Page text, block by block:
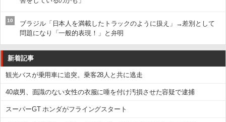
10
ブラジル「日本人を満載したトラックのように扱え」→差別として
問題になり「一般的表現！」と弁明
新着記事
観光バスが乗用車に追突。乗客28人と共に逃走
40歳男、面識のない女性の衣服に唾を付け汚損させた容疑で逮捕
スーパーGT ホンダがフライングスタート